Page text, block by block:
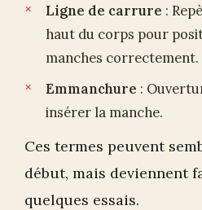
Ligne de carrure :
haut du corps pour
manches correctement.
Emmanchure :
insérer la manche.
Ces termes peuvent
début, mais deviennent
quelques essais.